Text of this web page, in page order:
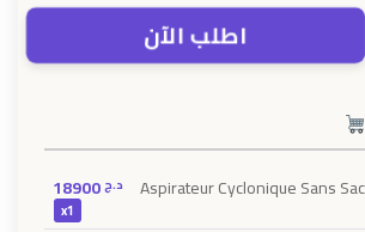
اطلب الآن
Aspirateur Cyclonique Sans د.ج
x1